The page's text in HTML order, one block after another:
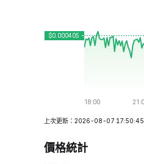
上次更新：2026-08-07 17:50:45
價格統計